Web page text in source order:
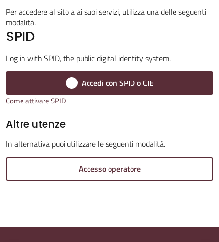
Amministrazione
Trasparente
Menu selezionato
A
b
P
i
Per accedere al sito a ai suoi servizi, utilizza una delle seguenti
modalità.
SPID
Log in with SPID, the public digital identity system.
Accedi con SPID o CIE
Come attivare SPID
Altre utenze
In alternativa puoi utilizzare le seguenti modalità.
Accesso operatore